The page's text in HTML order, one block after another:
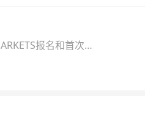
报名和首次入